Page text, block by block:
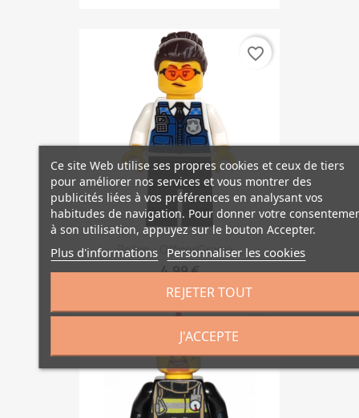
Police - OfficerGracie...
4,99 €
favorite_border
Ce site Web utilise ses propres cookies et ceux de tiers
pour améliorer nos services et vous montrer des
publicités liées à vos préférences en analysant vos
habitudes de navigation. Pour donner votre
à son utilisation, appuyez sur le bouton Accepter.
Plus d'informations Personnaliser les cookies
REJETER TOUT
J'ACCEPTE